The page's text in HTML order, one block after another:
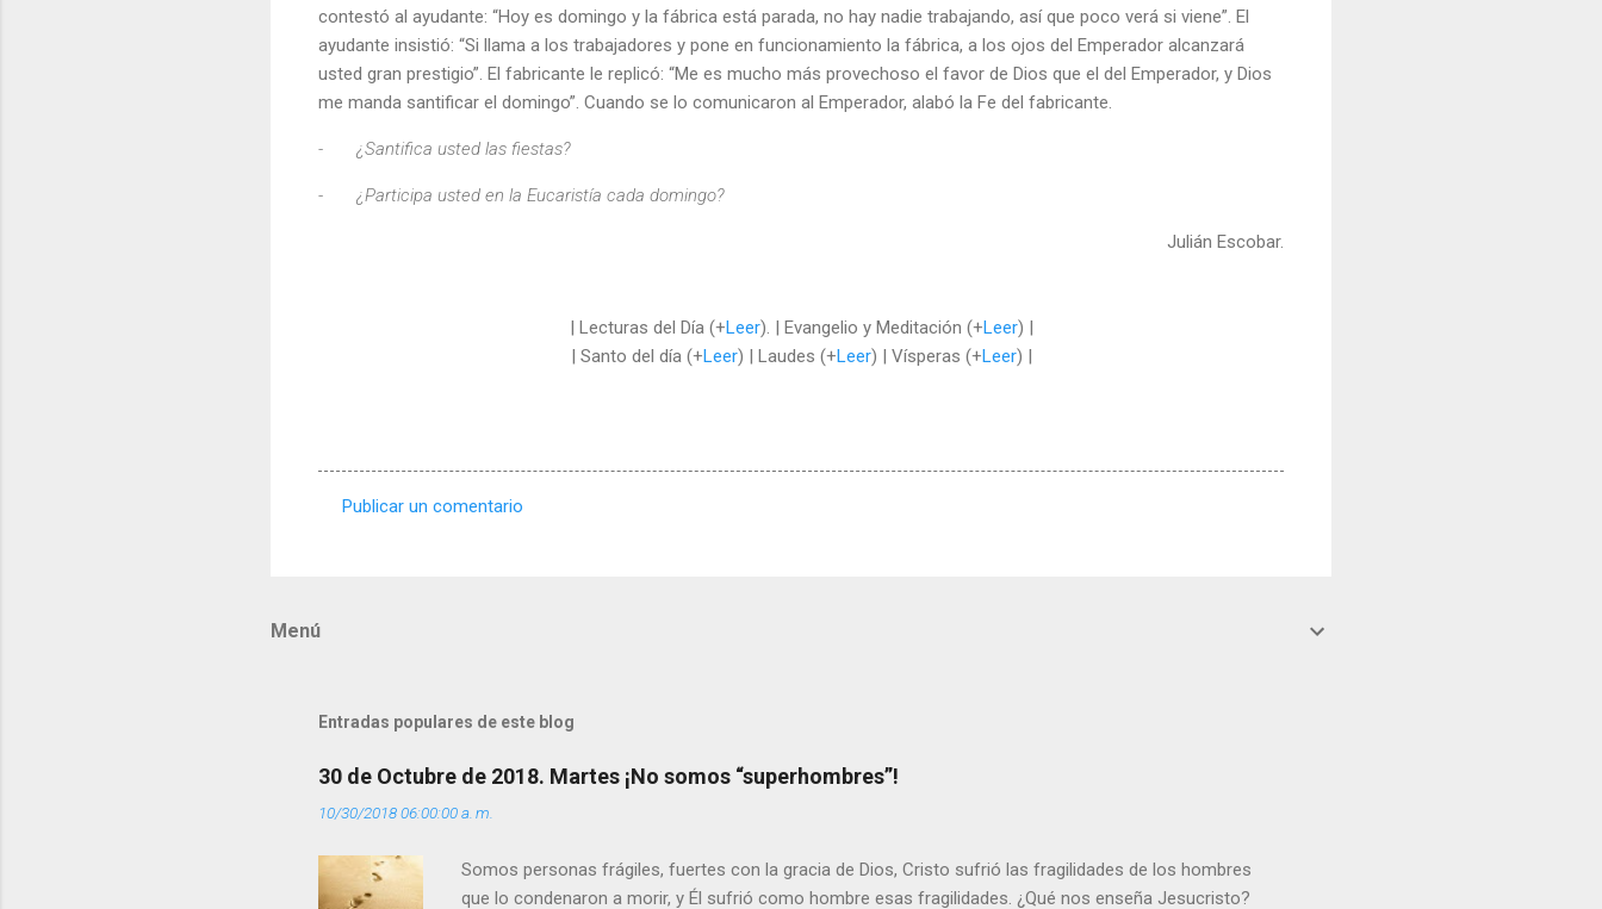
contestó al ayudante: “Hoy es domingo y la fábrica está parada, no hay nadie trabajando, así que poco verá si viene”. El
ayudante insistió: “Si llama a los trabajadores y pone en funcionamiento la fábrica, a los ojos del Emperador alcanzará
usted gran prestigio”. El fabricante le replicó: “Me es mucho más provechoso el favor de Dios que el del Emperador, y Dios
me manda santificar el domingo”. Cuando se lo comunicaron al Emperador, alabó la Fe del fabricante.
- ¿Santifica usted las fiestas?
- ¿Participa usted en la Eucaristía cada domingo?
Julián Escobar.
| Lecturas del Día (+Leer). | Evangelio y Meditación (+Leer) |
| Santo del día (+Leer) | Laudes (+Leer) | Vísperas (+Leer) |
a
Publicar un comentario
Menú
Entradas populares de este blog
30 de Octubre de 2018. Martes ¡No somos “superhombres”!
10/30/2018 06:00:00 a. m.
Somos personas frágiles, fuertes con la gracia de Dios, Cristo sufrió las fragilidades de los hombres
que lo condenaron a morir, y Él sufrió como hombre esas fragilidades. ¿Qué nos enseña Jesucristo?